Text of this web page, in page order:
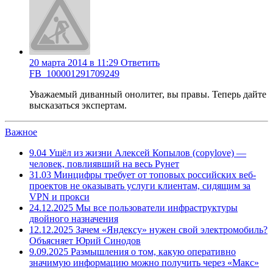
20 марта 2014 в 11:29 Ответить
FB_100001291709249
Уважаемый диванный онолитег, вы правы. Теперь дайте
высказаться экспертам.
Важное
9.04 Ушёл из жизни Алексей Копылов (copylove) —
человек, повлиявший на весь Рунет
31.03 Минцифры требует от топовых российских веб-
проектов не оказывать услуги клиентам, сидящим за
VPN и прокси
24.12.2025 Мы все пользователи инфраструктуры
двойного назначения
12.12.2025 Зачем «Яндексу» нужен свой электромобиль?
Объясняет Юрий Синодов
9.09.2025 Размышления о том, какую оперативно
значимую информацию можно получить через «Макс»